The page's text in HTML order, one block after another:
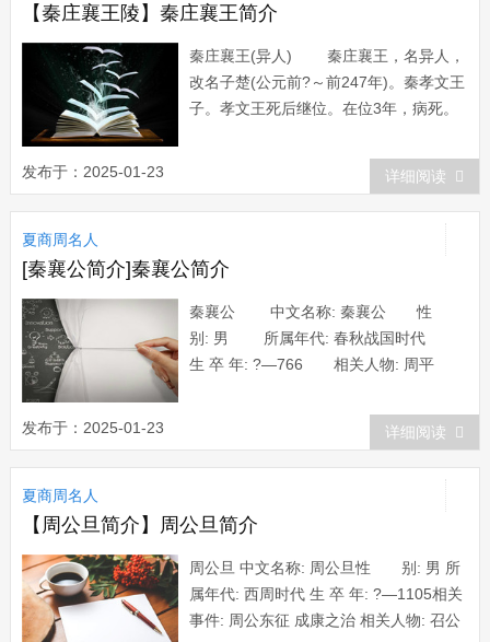
取。...
【秦庄襄王陵】秦庄襄王简介
秦庄襄王(异人) 秦庄襄王，名异人，
改名子楚(公元前?～前247年)。秦孝文王
子。孝文王死后继位。在位3年，病死。
人质居住于赵国都城邯郸，因为秦国屡次
攻赵，他的处境很困难。这时，有个卫国
大商人吕不韦知道了他的情况，认为他
发布于：2025-01-23 详细阅读
夏商周名人
[秦襄公简介]秦襄公简介
秦襄公 中文名称: 秦襄公 性
别: 男 所属年代: 春秋战国时代
生 卒 年: ?—766 相关人物: 周平
（前?-前766）秦国列为诸侯的第一代君
主。幽王之乱时，犬戎进攻镐京，秦襄公
以兵救周。平王东迁，秦襄公出兵护送，
发布于：2025-01-23 详细阅读
夏商周名人
【周公旦简介】周公旦简介
周公旦 中文名称: 周公旦性 别: 男 所
属年代: 西周时代 生 卒 年: ?—1105相关
事件: 周公东征 成康之治 相关人物: 召公